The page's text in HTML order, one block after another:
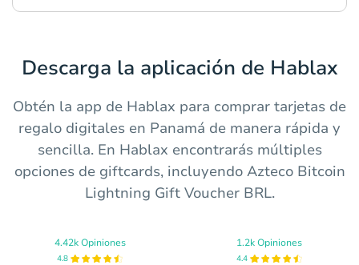
Descarga la aplicación de Hablax
Obtén la app de Hablax para comprar tarjetas de
regalo digitales en Panamá de manera rápida y
sencilla. En Hablax encontrarás múltiples
opciones de giftcards, incluyendo Azteco Bitcoin
Lightning Gift Voucher BRL.
4.42k Opiniones
4.8
1.2k Opiniones
4.4